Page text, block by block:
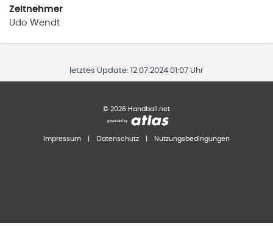
Zeitnehmer
Udo Wendt
letztes Update: 12.07.2024 01:07 Uhr
© 2026 Handball.net
Impressum Datenschutz Nutzungsbedingungen